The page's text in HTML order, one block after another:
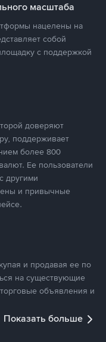
масштаба
нацелены на
собой
с поддержкой
доверяют
поддерживает
более 800
Ее пользователи
другими
и привычные
и продавая ее по
на существующие
объявления и
Показать больше